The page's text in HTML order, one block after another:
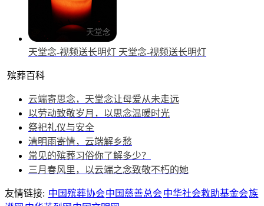
天堂念-视频送长明灯 天堂念-视频送长明灯
殡葬百科
云端寄思念，天堂念让母爱从未走远
以劳动致敬岁月，以思念温暖时光
祭祀礼仪与安全
清明雨寄情，云端解乡愁
常见的殡葬习俗你了解多少？
三月春风里，以云端之念致敬不朽的她
友情链接: 中国殡葬协会中国慈善总会中华社会救助基金会族